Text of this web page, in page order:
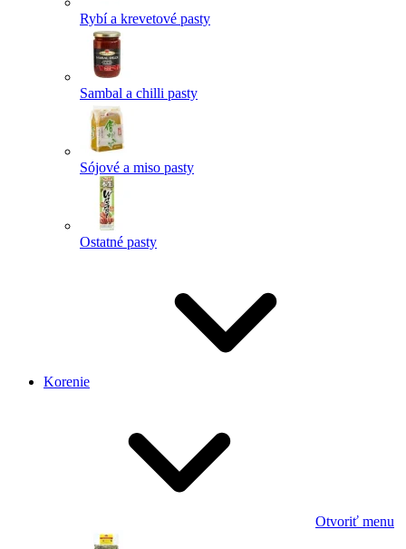
Rybí a krevetové pasty
Sambal a chilli pasty
Sójové a miso pasty
Ostatné pasty
Korenie
Otvoriť menu